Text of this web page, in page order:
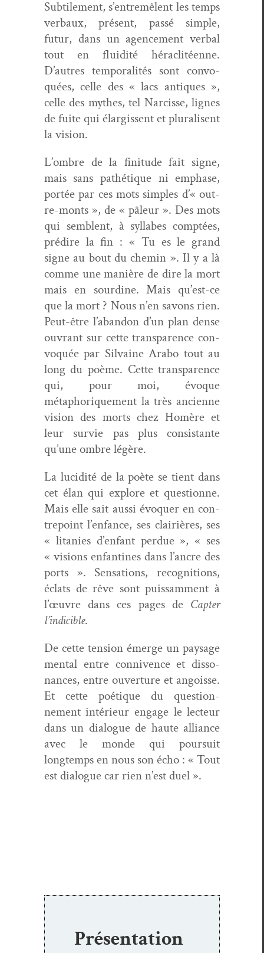
Sub­tile­ment, s’entremêlent les temps
ver­baux, présent, passé sim­ple,
futur, dans un agence­ment ver­bal
tout en flu­id­ité hér­a­clitéenne.
D’autres tem­po­ral­ités sont con­vo­
quées, celle des « lacs antiques »,
celle des mythes, tel Nar­cisse, lignes
de fuite qui élar­gis­sent et plu­ralisent
la vision.
L’ombre de la fini­tude fait signe,
mais sans pathé­tique ni emphase,
portée par ces mots sim­ples d’« out­
re-monts », de « pâleur ». Des mots
qui sem­blent, à syl­labes comp­tées,
prédire la fin : « Tu es le grand
signe au bout du chemin ». Il y a là
comme une manière de dire la mort
mais en sour­dine. Mais qu’est-ce
que la mort ? Nous n’en savons rien.
Peut-être l’a­ban­don d’un plan dense
ouvrant sur cette trans­parence con­
vo­quée par Sil­vaine Arabo tout au
long du poème. Cette trans­parence
qui, pour moi, évoque
métaphorique­ment la très anci­enne
vision des morts chez Homère et
leur survie pas plus con­sis­tante
qu’une ombre légère.
La lucid­ité de la poète se tient dans
cet élan qui explore et ques­tionne.
Mais elle sait aus­si évo­quer en con­
tre­point l’enfance, ses clair­ières, ses
« lita­nies d’enfant per­due », « ses
« visions enfan­tines dans l’ancre des
ports ». Sen­sa­tions, recog­ni­tions,
éclats de rêve sont puis­sam­ment à
l’œuvre dans ces pages de Capter
l’indicible.
De cette ten­sion émerge un paysage
men­tal entre con­nivence et dis­so­
nances, entre ouver­ture et angoisse.
Et cette poé­tique du ques­tion­
nement intérieur engage le lecteur
dans un dia­logue de haute alliance
avec le monde qui pour­suit
longtemps en nous son écho : « Tout
est dia­logue car rien n’est duel ».
Présentation